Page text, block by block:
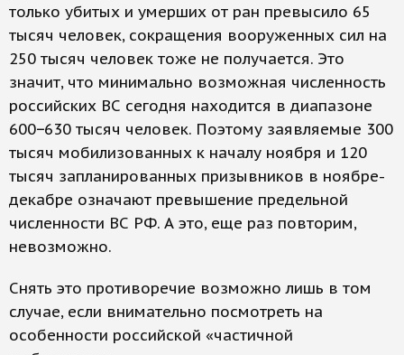
только убитых и умерших от ран превысило 65
тысяч человек, сокращения вооруженных сил на
250 тысяч человек тоже не получается. Это
значит, что минимально возможная численность
российских ВС сегодня находится в диапазоне
600−630 тысяч человек. Поэтому заявляемые 300
тысяч мобилизованных к началу ноября и 120
тысяч запланированных призывников в ноябре-
декабре означают превышение предельной
численности ВС РФ. А это, еще раз повторим,
невозможно.
Снять это противоречие возможно лишь в том
случае, если внимательно посмотреть на
особенности российской «частичной